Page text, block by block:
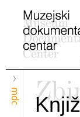
mdc